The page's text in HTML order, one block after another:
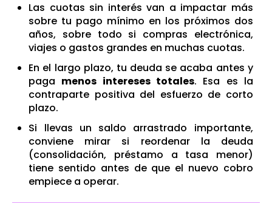
Las cuotas sin interés van a impactar más
sobre tu pago mínimo en los próximos dos
años, sobre todo si compras electrónica,
viajes o gastos grandes en muchas cuotas.
En el largo plazo, tu deuda se acaba antes y
paga menos intereses totales. Esa es la
contraparte positiva del esfuerzo de corto
plazo.
Si llevas un saldo arrastrado importante,
conviene mirar si reordenar la deuda
(consolidación, préstamo a tasa menor)
tiene sentido antes de que el nuevo cobro
empiece a operar.